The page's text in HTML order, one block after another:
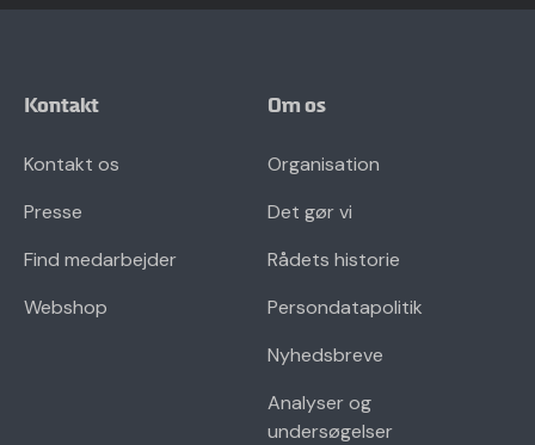
Kontakt
Kontakt os
Presse
Find medarbejder
Webshop
Om os
Organisation
Det gør vi
Rådets historie
Persondatapolitik
Nyhedsbreve
Analyser og
undersøgelser